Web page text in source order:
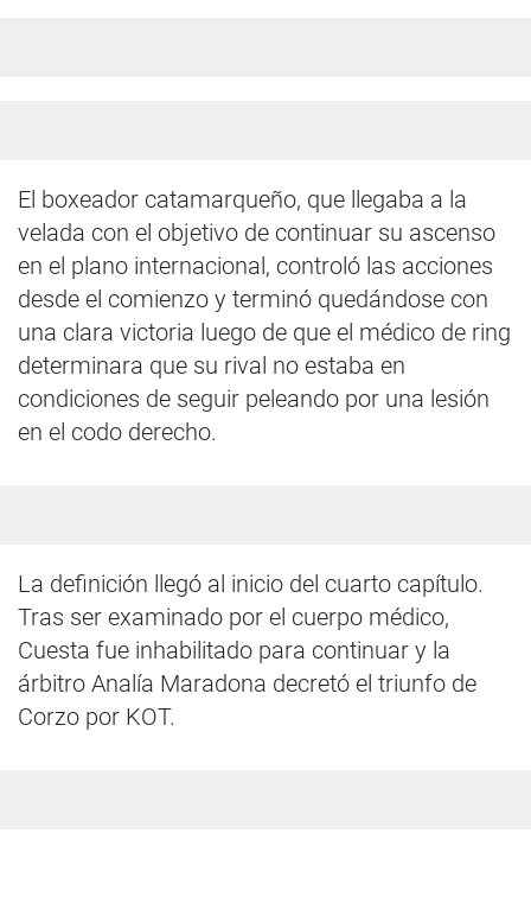
El boxeador catamarqueño, que llegaba a la
velada con el objetivo de continuar su ascenso
en el plano internacional, controló las acciones
desde el comienzo y terminó quedándose con
una clara victoria luego de que el médico de ring
determinara que su rival no estaba en
condiciones de seguir peleando por una lesión
en el codo derecho.
La definición llegó al inicio del cuarto capítulo.
Tras ser examinado por el cuerpo médico,
Cuesta fue inhabilitado para continuar y la
árbitro Analía Maradona decretó el triunfo de
Corzo por KOT.